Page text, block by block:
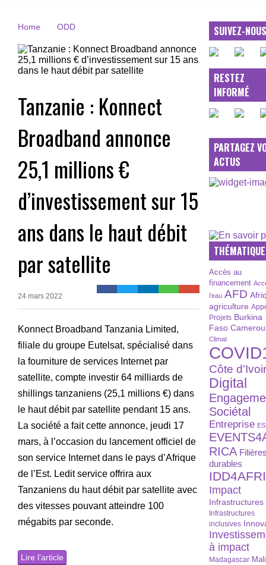
Home ODD
Tanzanie : Konnect
Broadband annonce
25,1 millions €
d’investissement sur 15
ans dans le haut débit
par satellite
24 mars 2022
Konnect Broadband Tanzania Limited,
filiale du groupe Eutelsat, spécialisé dans
la fourniture de services Internet par
satellite, compte investir 64 milliards de
shillings tanzaniens (25,1 millions €) dans
le haut débit par satellite pendant 15 ans.
La société a fait cette annonce, jeudi 17
mars, à l’occasion du lancement officiel de
son service Internet dans le pays d’Afrique
de l’Est. Ledit service offrira aux
Tanzaniens du haut débit par satellite avec
des vitesses pouvant atteindre 100
mégabits par seconde.
Lire l’article
SUIVEZ-
RESTEZ
INFORMÉ
PARTAGEZ
ACTUS
Accès au
financement
l’eau AFD
agriculture
Projets Burkina
Faso
Climat
Côte
Digital
Sociétal
Entreprise
RICA
durables
Impact
Infrastructures
Infrastructures
inclusives
à impact
Madagascar Mali